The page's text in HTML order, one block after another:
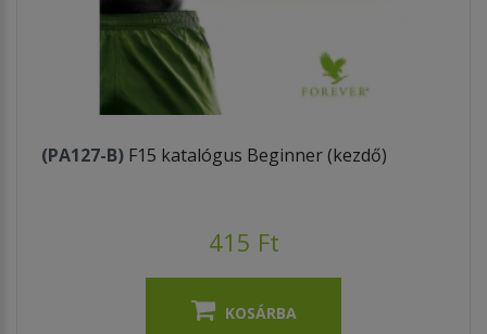
(PA127-B) F15 katalógus Beginner (kezdő)
415 Ft
KOSÁRBA